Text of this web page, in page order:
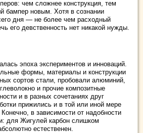
чем сложнее конструкция, тем
бампер новым. Хотя в сознании
дня — не более чем расходный
его девственность нет никакой нужды.
эпоха экспериментов и инноваций.
формы, материалы и конструкции
сортов стали, пробовали алюминий,
и прочие композитные
и в разных сочетаниях друг
прижились и в той или иной мере
в зависимости от надобности
для Жигулей карбон слишком
естественен.